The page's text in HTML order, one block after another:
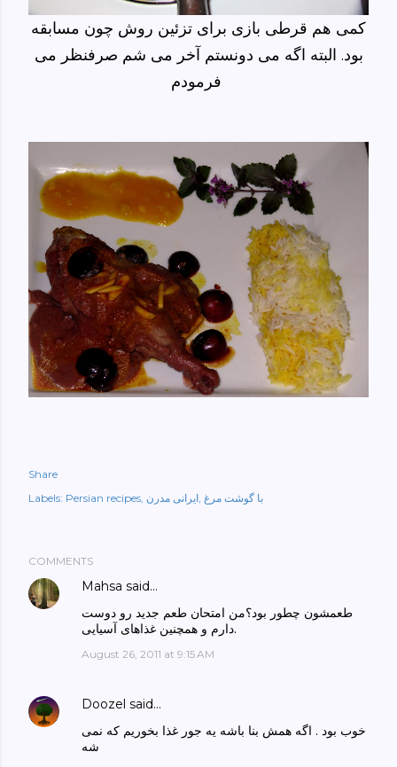
کمی هم قرطی بازی برای تزئین روش چون مسابقه
بود. البته اگه می دونستم آخر می شم صرفنظر می
Share
Labels: Persian recipes ایرانی مدرن با گوشت مرغ
COMMENTS
Mahsa said…
طعمشون چطور بود؟من امتحان طعم جدید رو دوست
دارم و همچنین غذاهای آسیایی.
August 26, 2011 at 9:15 AM
Doozel said…
خوب بود . اگه همش بنا باشه یه جور غذا بخوریم که نمی
شه